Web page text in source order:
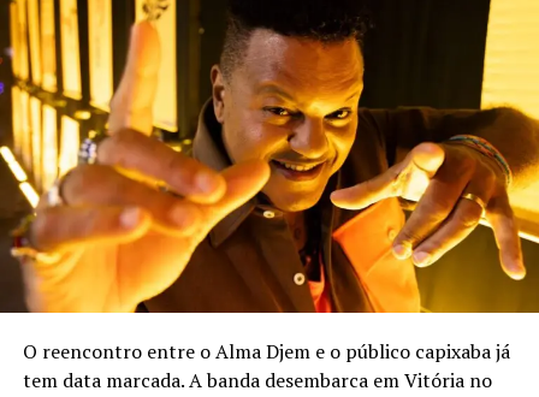
O reencontro entre o Alma Djem e o público capixaba já
tem data marcada. A banda desembarca em Vitória no